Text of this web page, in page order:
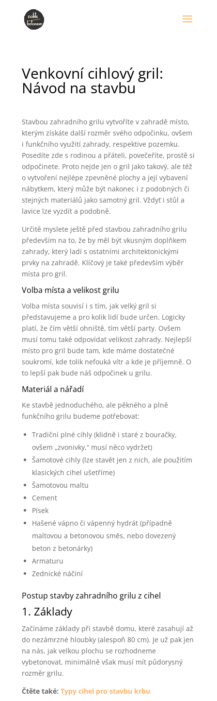
Venkovní cihlový gril:
Návod na stavbu
Stavbou zahradního grilu vytvoříte v zahradě místo,
kterým získáte další rozměr svého odpočinku, ovšem
i funkčního využití zahrady, respektive pozemku.
Posedíte zde s rodinou a přáteli, povečeříte, prostě si
odpočinete. Proto nejde jen o gril jako takový, ale též
o vytvoření nejlépe zpevněné plochy a její vybavení
nábytkem, který může být nakonec i z podobných či
stejných materiálů jako samotný gril. Vždyť i stůl a
lavice lze vyzdít a podobně.
Určitě myslete ještě před stavbou zahradního grilu
především na to, že by měl být vkusným doplňkem
zahrady, který ladí s ostatními architektonickými
prvky na zahradě. Klíčový je také především výběr
místa pro gril.
Volba místa a velikost grilu
Volba místa souvisí i s tím, jak velký gril si
představujeme a pro kolik lidí bude určen. Logicky
platí, že čím větší ohniště, tím větší party. Ovšem
musí tomu také odpovídat velikost zahrady. Nejlepší
místo pro gril bude tam, kde máme dostatečné
soukromí, kde tolik nefouká vítr a kde je příjemně. O
to lepší pak bude náš odpočinek u grilu.
Materiál a nářadí
Ke stavbě jednoduchého, ale pěkného a plně
funkčního grilu budeme potřebovat:
Tradiční plné cihly (klidně i staré z bouračky,
ovšem „zvonivky,“ musí něco vydržet)
Šamotové cihly (lze stavět jen z nich, ale použitím
klasických cihel ušetříme)
Šamotovou maltu
Cement
Písek
Hašené vápno či vápenný hydrát (případně
maltovou a betonovou směs, nebo dovezený
beton z betonárky)
Armaturu
Zednické náčiní
Postup stavby zahradního grilu z cihel
1. Základy
Začínáme základy při stavbě domu, které zasahují až
do nezámrzné hloubky (alespoň 80 cm). Je už pak jen
na nás, jak velkou plochu se rozhodneme
vybetonovat, minimálně však musí mít půdorysný
rozměr grilu.
Čtěte také: Typy cihel pro stavbu krbu